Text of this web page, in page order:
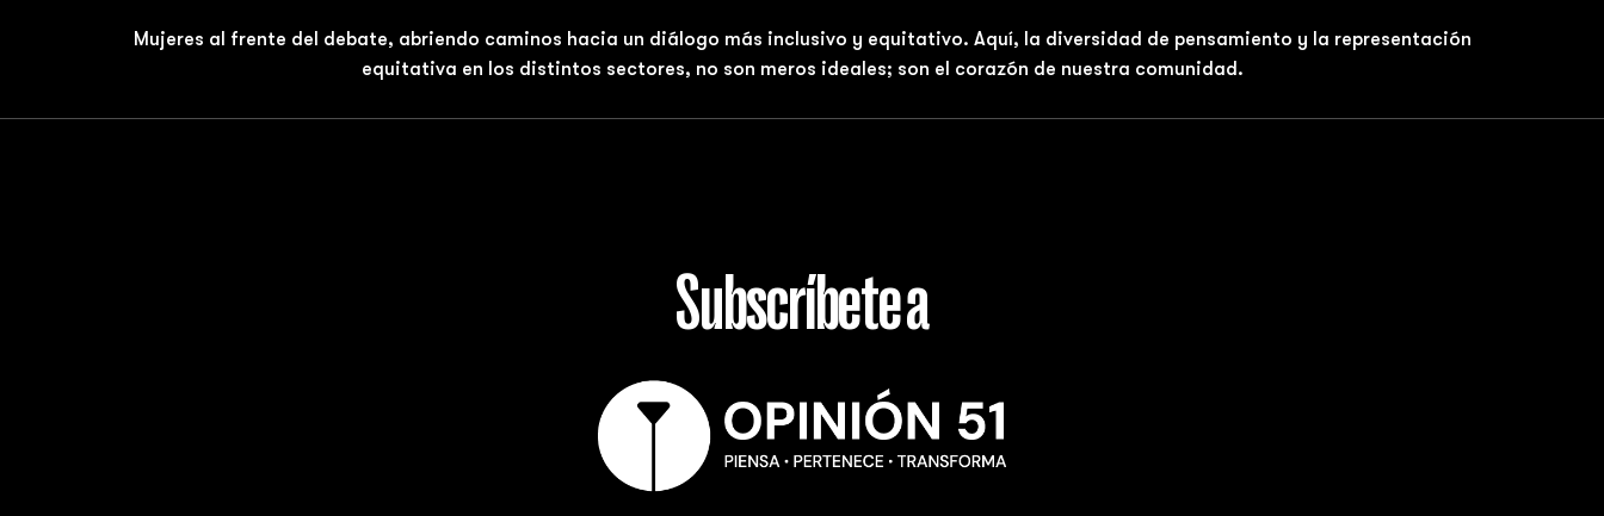
Mujeres al frente del debate, abriendo caminos hacia un diálogo más inclusivo y equitativo. Aquí, la diversidad de pensamiento y la representación
equitativa en los distintos sectores, no son meros ideales; son el corazón de nuestra comunidad.
Subscríbete a